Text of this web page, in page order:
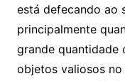
está defecando ao
principalmente
grande quantidade
objetos valiosos